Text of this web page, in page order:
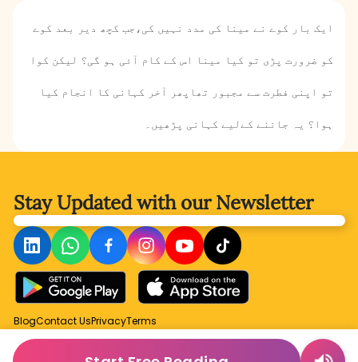
ایک بار کوے نے مینا کی مدد نہیں کی،جب کچھ دیر بعد کوے
کو ضرورت پڑی تو کیا مینا اس کے کام آئی ہو گی؟ لیکن کوا
تو اپنی فطرت سے مجبور تھاپھر آخر کہانی کا انجام کیا
ہوا؟ یہ جاننے کےلیے کہانی پڑھیں۔
Stay Updated withour Newsletter
BlogContact UsPrivacyTerms